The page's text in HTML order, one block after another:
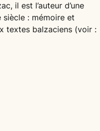
il est l’auteur d’une
siècle : mémoire et
textes balzaciens (voir :